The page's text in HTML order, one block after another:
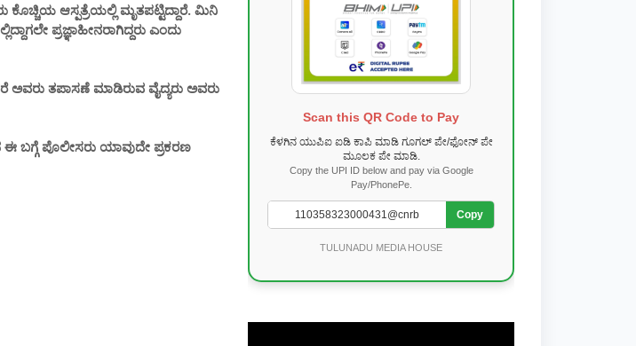
ಕೊಚ್ಚಿಯ ಆಸ್ಪತ್ರೆಯಲ್ಲಿ ಮೃತಪಟ್ಟಿದ್ದಾರೆ. ಮಿನಿ
ಪ್ರಜ್ಞಾಹೀನರಾಗಿದ್ದರು ಎಂದು
ತಪಾಸಣೆ ಮಾಡಿರುವ ವೈದ್ಯರು ಅವರು
ಬಗ್ಗೆ ಪೊಲೀಸರು ಯಾವುದೇ ಪ್ರಕರಣ
Scan this QR Code to Pay
ಕೆಳಗಿನ ಯುಪಿಐ ಐಡಿ ಕಾಪಿ ಮಾಡಿ ಗೂಗಲ್ ಪೇ/ಫೋನ್ ಪೇ
ಮೂಲಕ ಪೇ ಮಾಡಿ.
Copy the UPI ID below and pay via Google
Pay/PhonePe.
Copy
TULUNADU MEDIA HOUSE